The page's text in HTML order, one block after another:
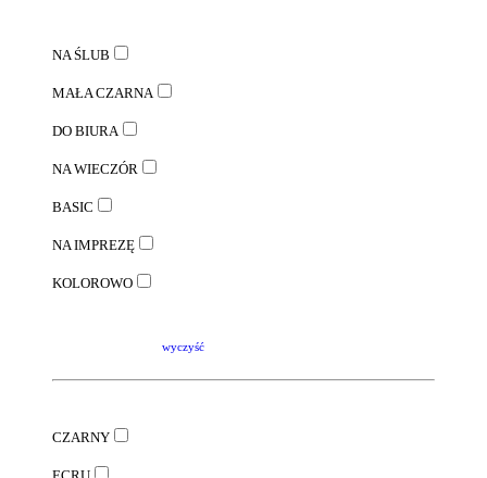
NA ŚLUB
MAŁA CZARNA
DO BIURA
NA WIECZÓR
BASIC
NA IMPREZĘ
KOLOROWO
wyczyść
CZARNY